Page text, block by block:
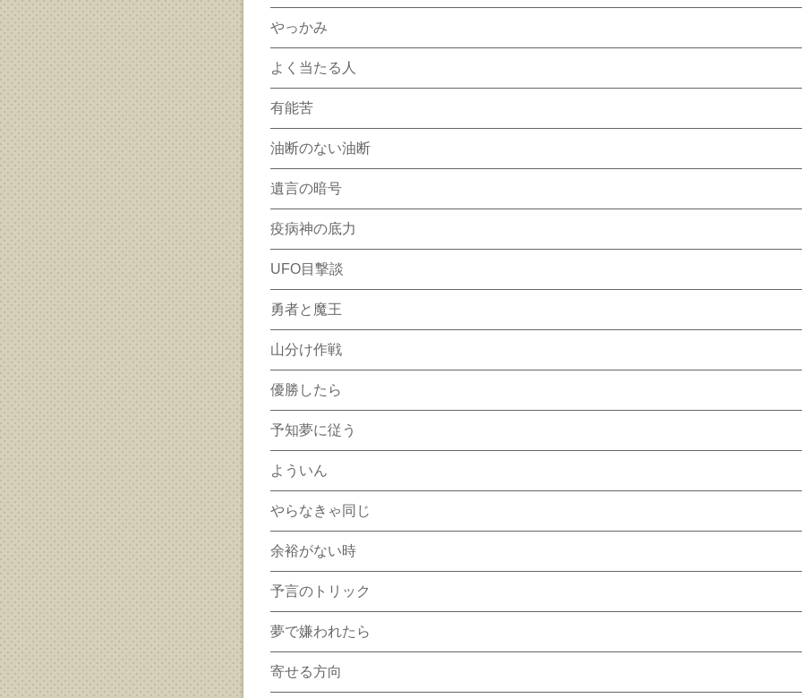
やっかみ
よく当たる人
有能苦
油断のない油断
遺言の暗号
疫病神の底力
UFO目撃談
勇者と魔王
山分け作戦
優勝したら
予知夢に従う
よういん
やらなきゃ同じ
余裕がない時
予言のトリック
夢で嫌われたら
寄せる方向